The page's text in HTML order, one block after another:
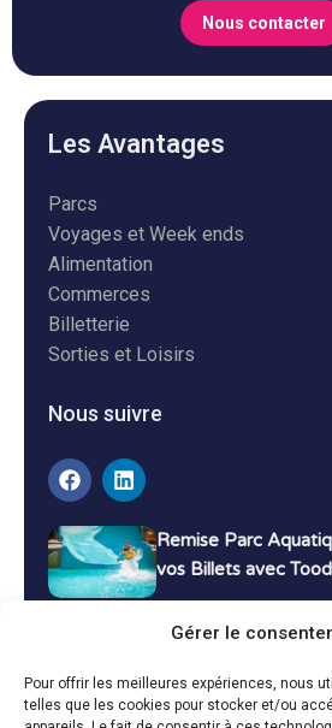
Gérer le
Pour offrir les meilleures expériences, nous
telles que les cookies pour stocker et/ou
Nous contacter
Les Avantages
Parcs
Voyages et Week ends
Alimentation
Commerces
Billetterie
Sorties et Loisirs
Nous suivre
Remise Parc
vos Billets avec
Bons Plans Voyage
Vacances avec